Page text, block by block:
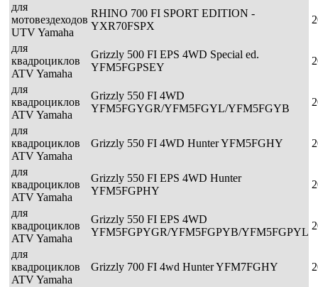
для
мотовездеходов
UTV Yamaha
RHINO 700 FI SPORT EDITION -
YXR70FSPX
для
квадроциклов
ATV Yamaha
Grizzly 500 FI EPS 4WD Special ed.
YFM5FGPSEY
для
квадроциклов
ATV Yamaha
Grizzly 550 FI 4WD
YFM5FGYGR/YFM5FGYL/YFM5FGYB
для
квадроциклов
ATV Yamaha
Grizzly 550 FI 4WD Hunter YFM5FGHY
для
квадроциклов
ATV Yamaha
Grizzly 550 FI EPS 4WD Hunter
YFM5FGPHY
для
квадроциклов
ATV Yamaha
Grizzly 550 FI EPS 4WD
YFM5FGPYGR/YFM5FGPYB/YFM5FGPYL
для
квадроциклов
ATV Yamaha
Grizzly 700 FI 4wd Hunter YFM7FGHY